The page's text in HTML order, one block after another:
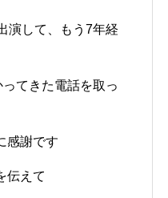
演して、もう7年経
てきた電話を取っ
感謝です
伝えて